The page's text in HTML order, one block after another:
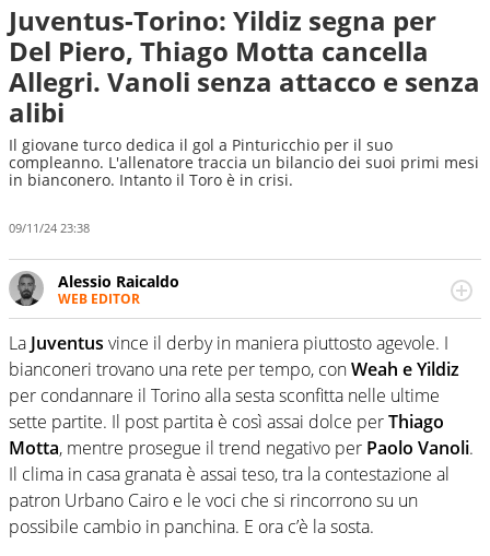
Juventus-Torino: Yildiz segna per
Del Piero, Thiago Motta cancella
Allegri. Vanoli senza attacco e senza
alibi
Il giovane turco dedica il gol a Pinturicchio per il suo
compleanno. L'allenatore traccia un bilancio dei suoi primi mesi
in bianconero. Intanto il Toro è in crisi.
09/11/24 23:38
Alessio Raicaldo
WEB EDITOR
Un figlio che si chiama Diego e la tesi di laurea sugli stadi
di proprietà in Italia. Il calcio quale filo conduttore
irrinunciabile tra passione e professione. Per Virgilio
Sport indaga, approfondisce e scandaglia l'universo
mondo dello sport per antonomasia
La Juventus vince il derby in maniera piuttosto agevole. I
bianconeri trovano una rete per tempo, conWeah e Yildiz
per condannare il Torino alla sesta sconfitta nelle ultime
sette partite. Il post partita è così assai dolce perThiago
Motta, mentre prosegue il trend negativo per Paolo Vanoli.
Il clima in casa granata è assai teso, tra la contestazione al
patron Urbano Cairo e le voci che si rincorrono su un
possibile cambio in panchina. E ora c’è la sosta.